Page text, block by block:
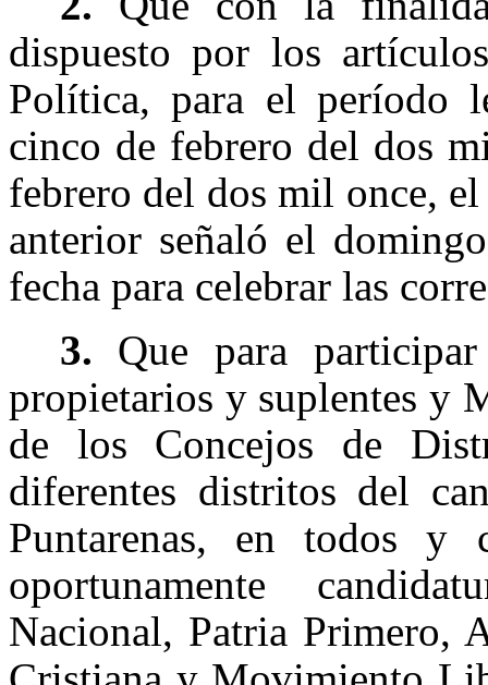
dispuesto por los
Política, para el período
cinco de febrero del dos
febrero del dos mil once,
anterior señaló el
fecha para celebrar las
3. Que para
propietarios y suplentes y
de los Concejos de
diferentes distritos del
Puntarenas, en todos y
oportunamente
Nacional, Patria Primero,